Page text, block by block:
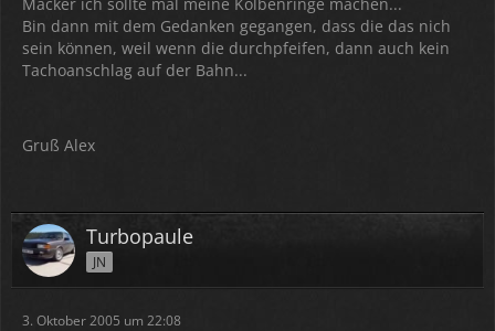
Bin dann mit dem Gedanken gegangen, dass die das nich
sein können, weil wenn die durchpfeifen, dann auch kein
Tachoanschlag auf der Bahn...
Gruß Alex
Turbopaule
JN
3. Oktober 2005 um 22:08